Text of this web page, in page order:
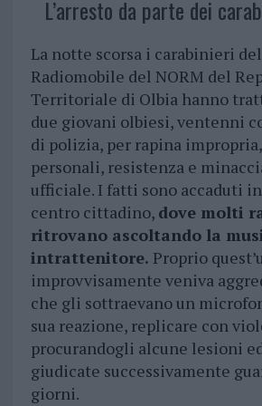
L’arresto da parte dei
La notte scorsa i carabinieri
Radiomobile del NORM del
Territoriale di Olbia hanno
due giovani olbiesi, ventenni
di polizia, per rapina
personali, resistenza e
ufficiale. I fatti sono accaduti
centro cittadino, dove molti
ritrovano ascoltando la
intrattenitore. Proprio
improvvisamente veniva
che gli sottraevano un
sua reazione, replicare con
procurandogli alcune lesioni
giudicate successivamente
giorni.